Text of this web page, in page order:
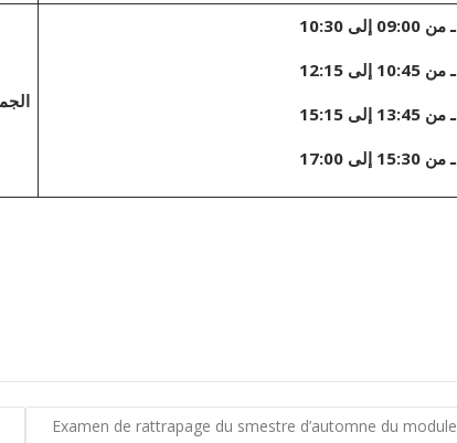
ـ من 09:00 إلى 10:30
ـ من 10:45 إلى 12:15
ـ من 13:45 إلى 15:15
ـ من 15:30 إلى 17:00
Examen de rattrapage du smestre d’automne du module